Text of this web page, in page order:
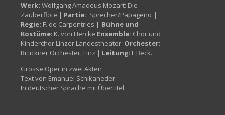
Werk: Wolfgang Amadeus Mozart: Die
Zauberflöte | Partie: Sprecher/Papageno |
Regie: F. de Carpentries | Bühne und
Kostüme: K. von Hercke Ensemble: Chor und
Kinderchor Linzer Landestheater Orchester:
Bruckner Orchester, Linz | Leitung: I. Beck.
Grosse Oper in zwei Akten
Text von Emanuel Schikaneder
In deutscher Sprache mit Übertitel